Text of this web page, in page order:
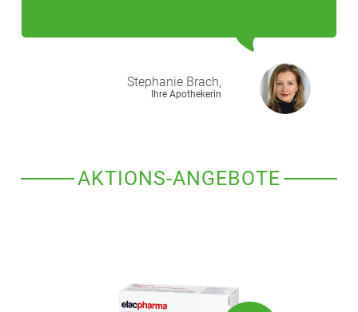
Stephanie Brach,
Ihre Apothekerin
AKTIONS-ANGEBOTE